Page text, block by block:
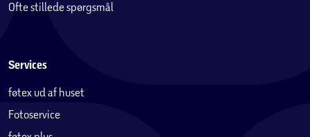
Ofte stillede spørgsmål
Services
føtex ud af huset
Fotoservice